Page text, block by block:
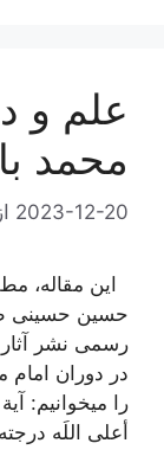
علم و
محمد
2023-12-20 از
این مقاله،
حسین حسینی
رسمی نشر
در دوران
را میخوانیم:
أعلى اللَه